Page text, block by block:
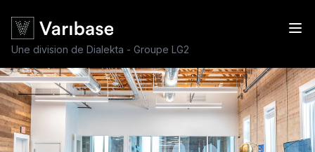
Une division de Dialekta - Groupe LG2